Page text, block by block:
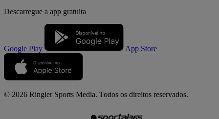
Descarregue a app gratuita
Google Play App Store
© 2026 Ringier Sports Media. Todos os direitos reservados.